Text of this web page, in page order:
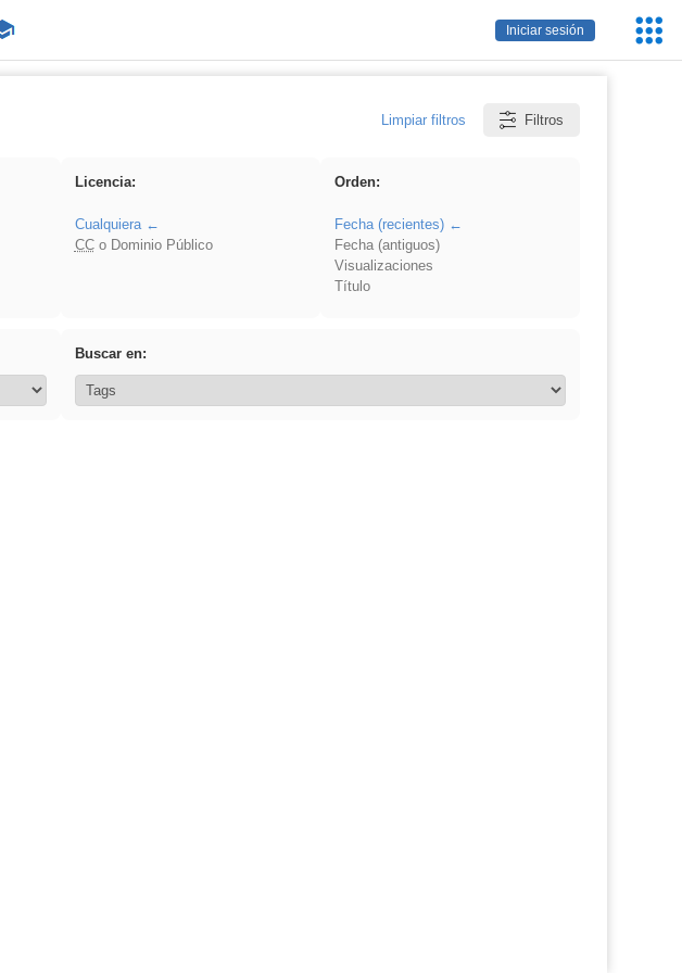
Iniciar sesión
Limpiar filtros Filtros
Licencia:
Cualquiera
CCo Dominio Público
Orden:
Fecha (recientes)
Fecha (antiguos)
Visualizaciones
Título
Buscar en: